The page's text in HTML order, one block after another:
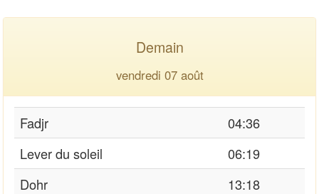
Demain
vendredi 07 août
Fadjr
04:36
Lever du soleil
06:19
Dohr
13:18